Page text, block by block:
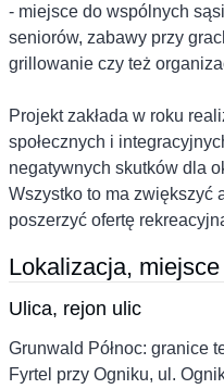
- miejsce do wspólnych
seniorów, zabawy przy
grillowanie czy też
Projekt zakłada w roku
społecznych i
negatywnych skutków dla
Wszystko to ma zwiększyć
poszerzyć ofertę
Lokalizacja,
Ulica, rejon ulic
Grunwald Północ: granice
Fyrtel przy Ogniku, ul.